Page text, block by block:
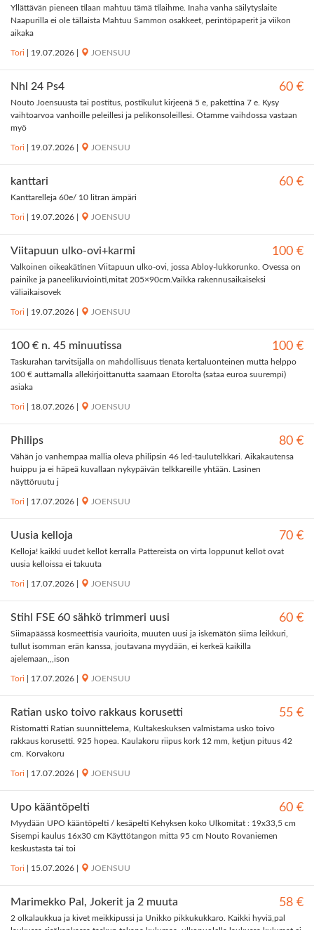
Yllättävän pieneen tilaan mahtuu tämä tilaihme. Inaha vanha säilytyslaite
Naapurilla ei ole tällaista Mahtuu Sammon osakkeet, perintöpaperit ja viikon
aikaka
Tori 19.07.2026 JOENSUU
Nhl 24 Ps4 60 €
Nouto Joensuusta tai postitus, postikulut kirjeenä 5 e, pakettina 7 e. Kysy
vaihtoarvoa vanhoille peleillesi ja pelikonsoleillesi. Otamme vaihdossa vastaan
myö
Tori 19.07.2026 JOENSUU
kanttari 60 €
Kanttarelleja 60e/ 10 litran ämpäri
Tori 19.07.2026 JOENSUU
Viitapuun ulko-ovi+karmi 100 €
Valkoinen oikeakätinen Viitapuun ulko-ovi, jossa Abloy-lukkorunko. Ovessa on
painike ja paneelikuviointi,mitat 205×90cm.Vaikka rakennusaikaiseksi
väliaikaisovek
Tori 19.07.2026 JOENSUU
100 € n. 45 minuutissa 100 €
Taskurahan tarvitsijalla on mahdollisuus tienata kertaluonteinen mutta helppo
100 € auttamalla allekirjoittanutta saamaan Etorolta (sataa euroa suurempi)
asiaka
Tori 18.07.2026 JOENSUU
Philips 80 €
Vähän jo vanhempaa mallia oleva philipsin 46 led-taulutelkkari. Aikakautensa
huippu ja ei häpeä kuvallaan nykypäivän telkkareille yhtään. Lasinen
näyttöruutu j
Tori 17.07.2026 JOENSUU
Uusia kelloja 70 €
Kelloja! kaikki uudet kellot kerralla Pattereista on virta loppunut kellot ovat
uusia kelloissa ei takuuta
Tori 17.07.2026 JOENSUU
Stihl FSE 60 sähkö trimmeri uusi 60 €
Siimapäässä kosmeettisia vaurioita, muuten uusi ja iskemätön siima leikkuri,
tullut isomman erän kanssa, joutavana myydään, ei kerkeä kaikilla
ajelemaan,,,ison
Tori 17.07.2026 JOENSUU
Ratian usko toivo rakkaus korusetti 55 €
Ristomatti Ratian suunnittelema, Kultakeskuksen valmistama usko toivo
rakkaus korusetti. 925 hopea. Kaulakoru riipus kork 12 mm, ketjun pituus 42
cm. Korvakoru
Tori 17.07.2026 JOENSUU
Upo kääntöpelti 60 €
Myydään UPO kääntöpelti / kesäpelti Kehyksen koko Ulkomitat : 19x33,5 cm
Sisempi kaulus 16x30 cm Käyttötangon mitta 95 cm Nouto Rovaniemen
keskustasta tai toi
Tori 15.07.2026 JOENSUU
Marimekko Pal, Jokerit ja 2 muuta 58 €
2 olkalaukkua ja kivet meikkipussi ja Unikko pikkukukkaro. Kaikki hyviä,pal